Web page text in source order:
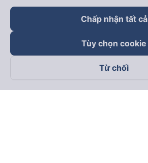
Theo dõi chúng tôi trên
Chấp nhận tất cả
Tùy chọn cookie
Từ chối